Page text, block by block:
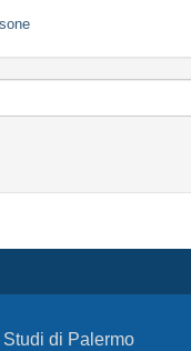
di Palermo